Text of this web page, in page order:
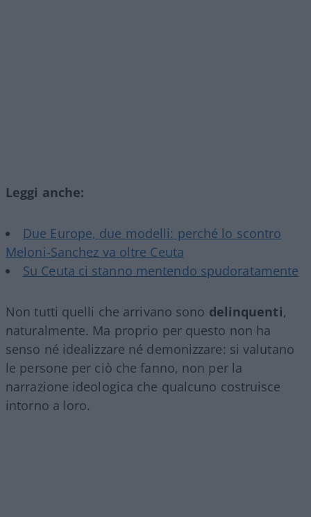
Leggi anche:
Due Europe, due modelli: perché lo scontro
Meloni-Sanchez va oltre Ceuta
Su Ceuta ci stanno mentendo spudoratamente
Non tutti quelli che arrivano sono delinquenti,
naturalmente. Ma proprio per questo non ha
senso né idealizzare né demonizzare: si valutano
le persone per ciò che fanno, non per la
narrazione ideologica che qualcuno costruisce
intorno a loro.